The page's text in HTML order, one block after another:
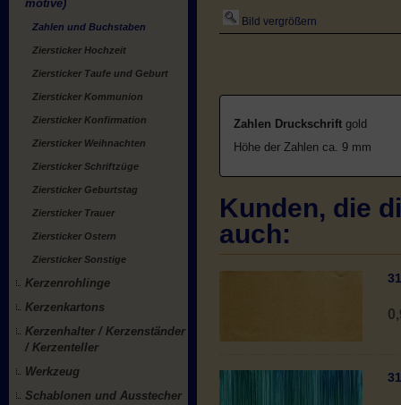
motive)
Zahlen und Buchstaben
Ziersticker Hochzeit
Ziersticker Taufe und Geburt
Ziersticker Kommunion
Ziersticker Konfirmation
Ziersticker Weihnachten
Ziersticker Schriftzüge
Ziersticker Geburtstag
Ziersticker Trauer
Ziersticker Ostern
Ziersticker Sonstige
Kerzenrohlinge
Kerzenkartons
Kerzenhalter / Kerzenständer
/ Kerzenteller
Werkzeug
Schablonen und Ausstecher
Bild vergrößern
Zahlen Druckschrift gold
Höhe der Zahlen ca. 9 mm
Kunden, die
auch: